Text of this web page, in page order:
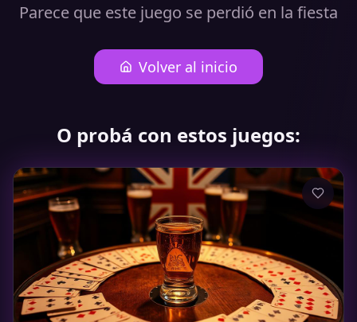
Parece que este juego se perdió en la fiesta
Volver al inicio
O probá con estos juegos: